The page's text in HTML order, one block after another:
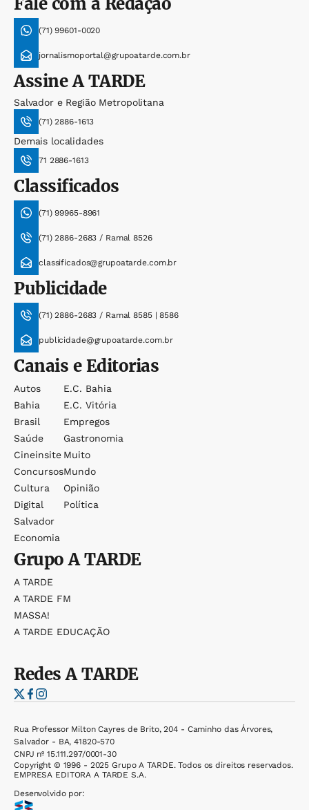
(71) 99601-0020
jornalismoportal@grupoatarde.com.br
AssineA TARDE
Salvador e Região Metropolitana
(71) 2886-1613
Demais localidades
71 2886-1613
Classificados
(71) 99965-8961
(71) 2886-2683 / Ramal 8526
classificados@grupoatarde.com.br
Publicidade
(71) 2886-2683 / Ramal 8585 | 8586
publicidade@grupoatarde.com.br
Canais e Editorias
Autos
Bahia
Brasil
Saúde
Cineinsite
Concursos
Cultura
Digital
Salvador
Economia
E.c. Bahia
E.c. Vitória
Empregos
Gastronomia
Muito
Mundo
Opinião
Política
GrupoA TARDE
A TARDE
A TARDE FM
MASSA!
A TARDE EDUCAÇÃO
RedesA TARDE
Rua Professor Milton Cayres de Brito, 204 - Caminho das Árvores,
Salvador - BA, 41820-570
CNPJ nº 15.111.297/0001-30
Copyright © 1996 - 2025 Grupo A TARDE. Todos os direitos reservados.
EMPRESA EDITORA A TARDE S.A.
Desenvolvido por: